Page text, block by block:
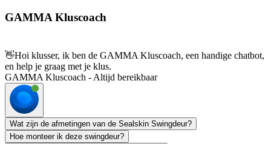
GAMMA Kluscoach
👋Hoi klusser, ik ben de GAMMA Kluscoach, een handige chatbot,
en help je graag met je klus.
GAMMA Kluscoach - Altijd bereikbaar
Wat zijn de afmetingen van de Sealskin Swingdeur?
Hoe monteer ik deze swingdeur?